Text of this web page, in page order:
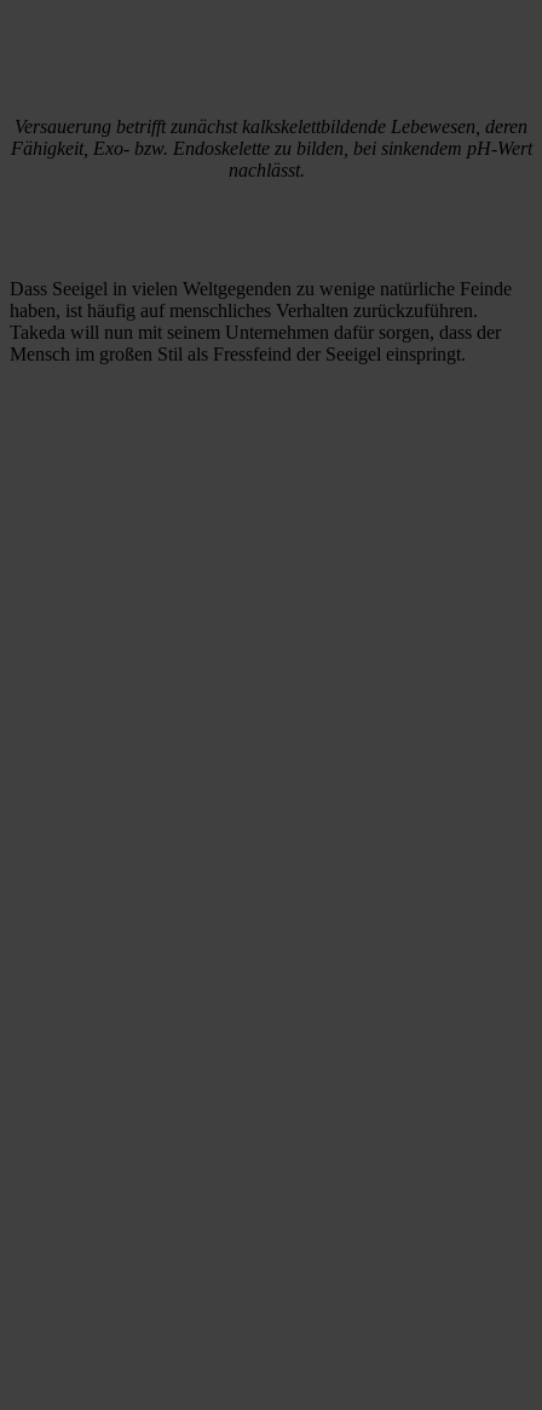
Versauerung betrifft zunächst kalkskelettbildende Lebewesen, deren
Fähigkeit, Exo- bzw. Endoskelette zu bilden, bei sinkendem pH-Wert
nachlässt.
Dass Seeigel in vielen Weltgegenden zu wenige natürliche Feinde
haben, ist häufig auf menschliches Verhalten zurückzuführen.
Takeda will nun mit seinem Unternehmen dafür sorgen, dass der
Mensch im großen Stil als Fressfeind der Seeigel einspringt.